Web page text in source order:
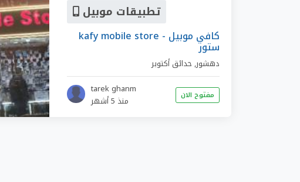
تطبيقات موبيل
kafy mobile store - كافي موبيل
ستور
دهشور, حدائق أكتوبر
tarek ghanm
منذ 5 أشهر
مفتوح الان